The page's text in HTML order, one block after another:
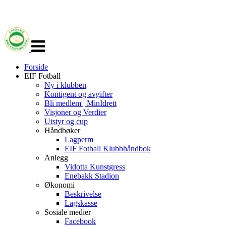
navigasjon
Forside
EIF Fotball
Ny i klubben
Kontigent og avgifter
Bli medlem | MinIdrett
Visjoner og Verdier
Utstyr og cup
Håndbøker
Lagperm
EIF Fotball Klubbhåndbok
Anlegg
Vidotta Kunstgress
Enebakk Stadion
Økonomi
Beskrivelse
Lagskasse
Sosiale medier
Facebook